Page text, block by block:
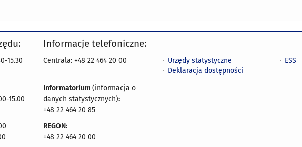
15.30
15.00
Informacje telefoniczne:
Centrala: +48 22 464 20 00
Informatorium (informacja o
danych statystycznych):
+48 22 464 20 85
REGON:
+48 22 464 20 00
Urzędy statystyczne
Deklaracja dostępności
ESS